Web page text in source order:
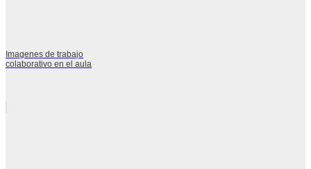
Imagenes de trabajo
colaborativo en el aula